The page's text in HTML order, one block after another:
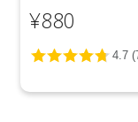
トニング＞ 100g
¥880